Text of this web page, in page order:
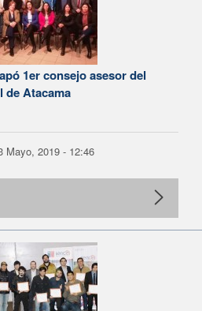
1er consejo asesor del
de Atacama
Mayo, 2019 - 12:46